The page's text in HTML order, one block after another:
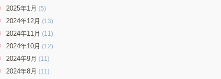
2025年1月 (5)
2024年12月 (13)
2024年11月 (11)
2024年10月 (12)
2024年9月 (11)
2024年8月 (11)